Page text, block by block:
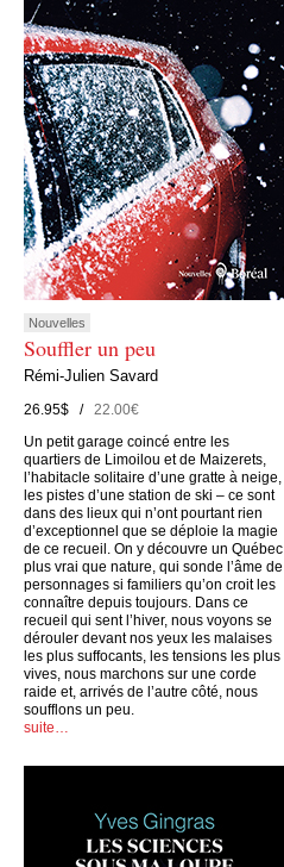
Nouvelles
Souffler un peu
Rémi-Julien Savard
26.95$ /22.00€
Un petit garage coincé entre les
quartiers de Limoilou et de Maizerets,
l’habitacle solitaire d’une gratte à neige,
les pistes d’une station de ski – ce sont
dans des lieux qui n’ont pourtant rien
d’exceptionnel que se déploie la magie
de ce recueil. On y découvre un Québec
plus vrai que nature, qui sonde l’âme de
personnages si familiers qu’on croit les
connaître depuis toujours. Dans ce
recueil qui sent l’hiver, nous voyons se
dérouler devant nos yeux les malaises
les plus suffocants, les tensions les plus
vives, nous marchons sur une corde
raide et, arrivés de l’autre côté, nous
soufflons un peu.
suite…